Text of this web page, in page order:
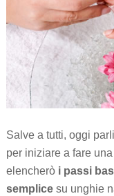
Salve a tutti, oggi
per iniziare a fare
elencheròi passi
semplicesu unghie